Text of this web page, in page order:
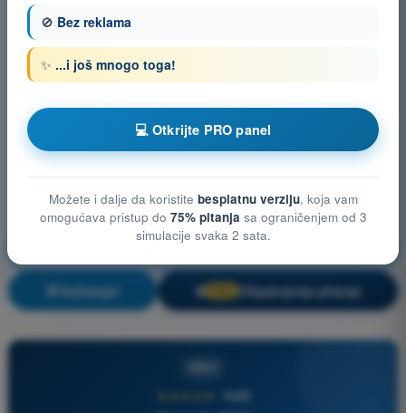
Performanse leta bespilotnog vazduhoplova (UAS)
Vežbanje! 🔒 Objašnjenje pitanja
4,6/5
🚫 Bez reklama
✨ ...i još mnogo toga!
💻 Otkrijte PRO panel
Možete i dalje da koristite besplatnu verziju, koja vam
omogućava pristup do 75% pitanja sa ograničenjem od 3
simulacije svaka 2 sata.